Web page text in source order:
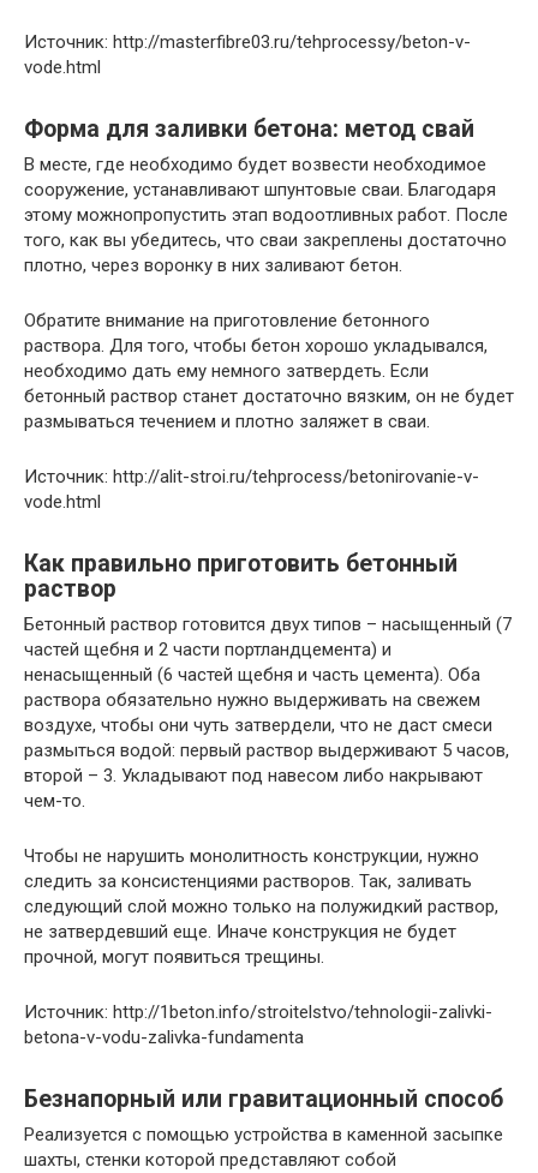
Источник: http://masterfibre03.ru/tehprocessy/beton-v-
vode.html
Форма для заливки бетона: метод свай
В месте, где необходимо будет возвести необходимое
сооружение, устанавливают шпунтовые сваи. Благодаря
этому можнопропустить этап водоотливных работ. После
того, как вы убедитесь, что сваи закреплены достаточно
плотно, через воронку в них заливают бетон.
Обратите внимание на приготовление бетонного
раствора. Для того, чтобы бетон хорошо укладывался,
необходимо дать ему немного затвердеть. Если
бетонный раствор станет достаточно вязким, он не будет
размываться течением и плотно заляжет в сваи.
Источник: http://alit-stroi.ru/tehprocess/betonirovanie-v-
vode.html
Как правильно приготовить бетонный
раствор
Бетонный раствор готовится двух типов – насыщенный (7
частей щебня и 2 части портландцемента) и
ненасыщенный (6 частей щебня и часть цемента). Оба
раствора обязательно нужно выдерживать на свежем
воздухе, чтобы они чуть затвердели, что не даст смеси
размыться водой: первый раствор выдерживают 5 часов,
второй – 3. Укладывают под навесом либо накрывают
чем-то.
Чтобы не нарушить монолитность конструкции, нужно
следить за консистенциями растворов. Так, заливать
следующий слой можно только на полужидкий раствор,
не затвердевший еще. Иначе конструкция не будет
прочной, могут появиться трещины.
Источник: http://1beton.info/stroitelstvo/tehnologii-zalivki-
betona-v-vodu-zalivka-fundamenta
Безнапорный или гравитационный способ
Реализуется с помощью устройства в каменной засыпке
шахты, стенки которой представляют собой